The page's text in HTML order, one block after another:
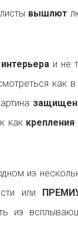
вышлют
и не
как
как
из
или
из